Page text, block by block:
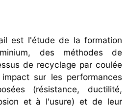
est l'étude de la formation
des méthodes de
de recyclage par coulée
sur les performances
(résistance, ductilité,
et à l'usure) et de leur